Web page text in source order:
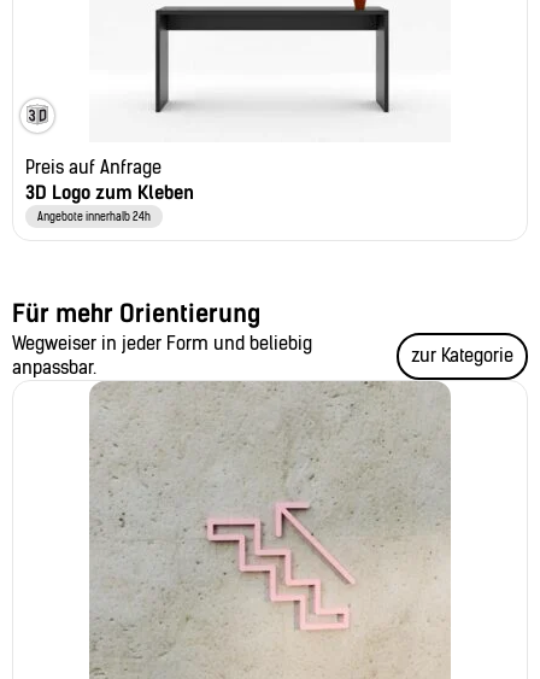
Preis auf Anfrage
3D Logo zum Kleben
Angebote innerhalb 24h
Für mehr Orientierung
Wegweiser in jeder Form und beliebig
anpassbar.
zur Kategorie